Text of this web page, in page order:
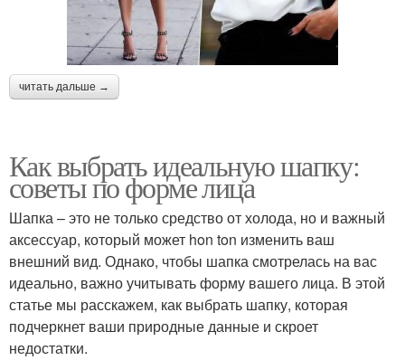
читать дальше →
Как выбрать идеальную шапку:
советы по форме лица
Шапка – это не только средство от холода, но и важный
аксессуар, который может hon ton изменить ваш
внешний вид. Однако, чтобы шапка смотрелась на вас
идеально, важно учитывать форму вашего лица. В этой
статье мы расскажем, как выбрать шапку, которая
подчеркнет ваши природные данные и скроет
недостатки.